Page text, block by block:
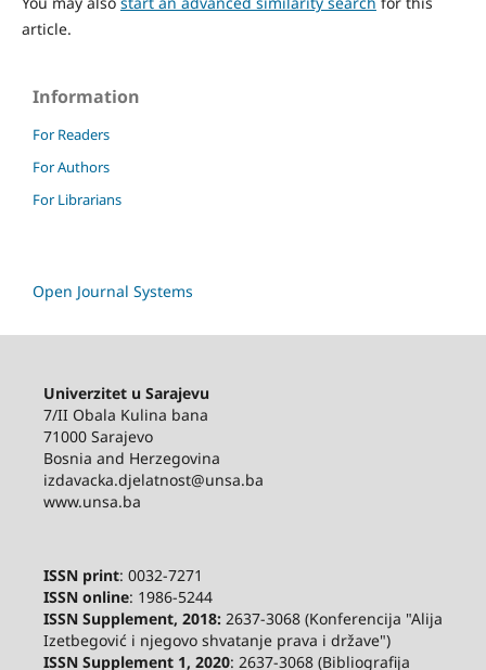
article.
Information
For Readers
For Authors
For Librarians
Open Journal Systems
Univerzitet u Sarajevu
7/II Obala Kulina bana
71000 Sarajevo
Bosnia and Herzegovina
izdavacka.djelatnost@unsa.ba
www.unsa.ba
ISSN print: 0032-7271
ISSN online: 1986-5244
ISSN Supplement, 2018:2637-3068 (Konferencija "Alija
Izetbegović i njegovo shvatanje prava i države")
ISSN Supplement 1, 2020: 2637-3068 (Bibliografija